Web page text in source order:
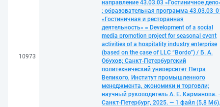
10973
направление 43.03.03 «Гостиничное
; образовательная программа
«Гостиничная и ресторанная
деятельность» = Development of a social
media promotion project for seasonal event
activities of a hospitality industry enterprise
(based on the case of LLC “Bordo”) / Б. А.
Обухов; Санкт-Петербургский
политехнический университет Петра
Великого, Институт промышленного
менеджмента, экономики и торговли;
научный руководитель А. Е. Карманова.
Санкт-Петербург, 2025. — 1 файл (5,8 Мб).